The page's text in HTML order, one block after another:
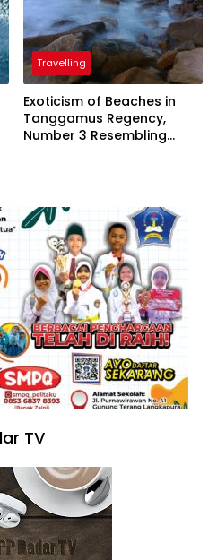
Travelling
Exoticism of Beaches in
Tanggamus Regency,
Number 3 Resembling
TV